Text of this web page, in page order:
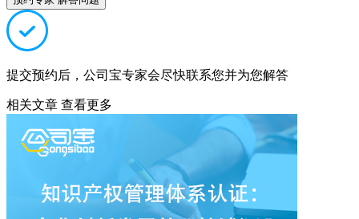
提交预约后，公司宝专家会尽快联系您并为您解答
相关文章 查看更多